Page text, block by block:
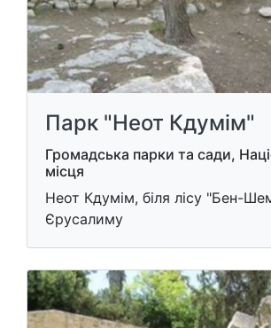
Парк "Неот Кдумім"
Громадська парки та сади,
місця
Неот Кдумім, біля лісу "Бен-
Єрусалиму